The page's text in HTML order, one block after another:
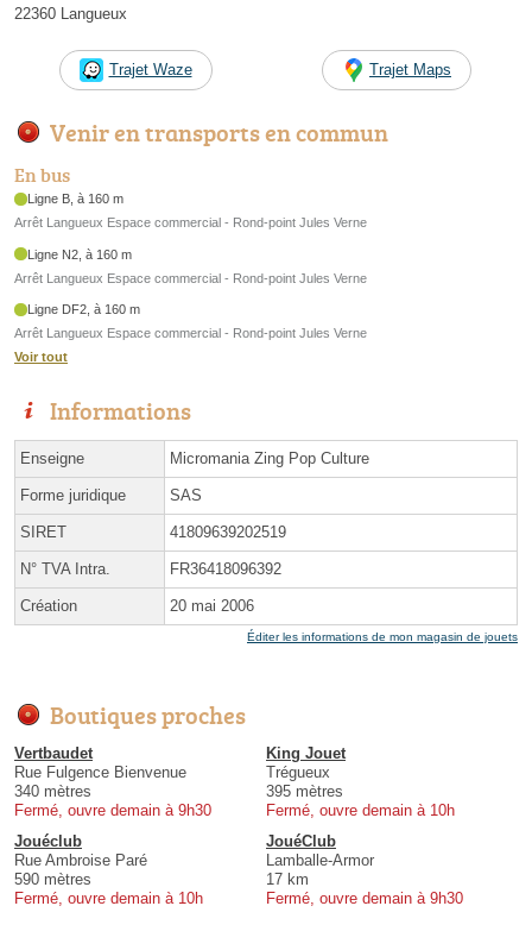
22360 Langueux
Trajet Waze Trajet Maps
Venir en transports en commun
En bus
Ligne B, à 160 m
Arrêt Langueux Espace commercial - Rond-point Jules Verne
Ligne N2, à 160 m
Arrêt Langueux Espace commercial - Rond-point Jules Verne
Ligne DF2, à 160 m
Arrêt Langueux Espace commercial - Rond-point Jules Verne
Voir tout
Informations
Enseigne Micromania Zing Pop Culture
Forme juridique SAS
SIRET 41809639202519
N° TVA Intra. FR36418096392
Création 20 mai 2006
Éditer les informations de mon magasin de jouets
Boutiques proches
Vertbaudet
Rue Fulgence Bienvenue
340 mètres
Fermé, ouvre demain à 9h30
King Jouet
Trégueux
395 mètres
Fermé, ouvre demain à 10h
Jouéclub
Rue Ambroise Paré
590 mètres
Fermé, ouvre demain à 10h
JouéClub
Lamballe-Armor
17 km
Fermé, ouvre demain à 9h30